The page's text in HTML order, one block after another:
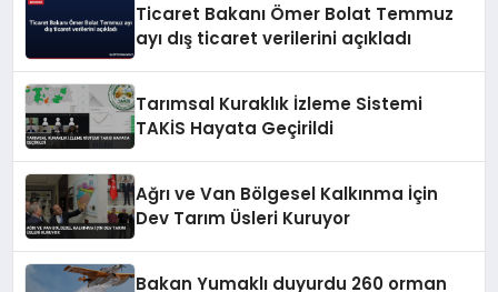
Ticaret Bakanı Ömer Bolat Temmuz
ayı dış ticaret verilerini açıkladı
Tarımsal Kuraklık İzleme Sistemi
TAKİS Hayata Geçirildi
Ağrı ve Van Bölgesel Kalkınma İçin
Dev Tarım Üsleri Kuruyor
Bakan Yumaklı duyurdu 260 orman